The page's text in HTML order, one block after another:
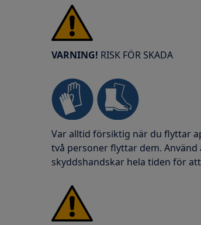
VARNING! RISK FÖR SKADA
Var alltid försiktig när du flyttar
två personer flyttar dem.
skyddshandskar hela tiden för